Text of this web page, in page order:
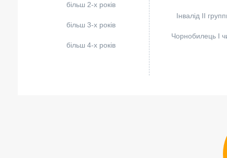
більш 2-х років
більш 3-х років
більш 4-х років
Інвалід II
Чорнобилець I